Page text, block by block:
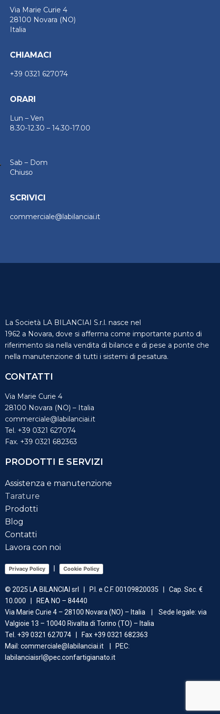
Via Marie Curie 4
28100 Novara (NO)
Italia
CHIAMACI
+39 0321 627074
ORARI
Lun – Ven
8.30-12.30 – 14.30-17.00
Sab – Dom
Chiuso
SCRIVICI
commerciale@labilanciai.it
La Società LA BILANCIAI S.r.l. nasce nel
1962 a Novara, dove si afferma come importante punto di
riferimento sia nella vendita di bilance e di pese a ponte che
nella manutenzione di tutti i sistemi di pesatura.
CONTATTI
Via Marie Curie 4
28100 Novara (NO) – Italia
commerciale@labilanciai.it
Tel. +39 0321 627074
Fax. +39 0321 682363
PRODOTTI E SERVIZI
Assistenza e manutenzione
Tarature
Prodotti
Blog
Contatti
Lavora con noi
Privacy Policy Cookie Policy
© 2025 LA BILANCIAI srl | P.I. e C.F. 00109820035 | Cap. Soc. €
10.000 | REA NO – 84440
Via Marie Curie 4 – 28100 Novara (NO) – Italia | Sede legale: via
Valgioie 13 – 10040 Rivalta di Torino (TO) – Italia
Tel. +39 0321 627074 | Fax +39 0321 682363
Mail: commerciale@labilanciai.it | PEC:
labilanciaisrl@pec.confartigianato.it